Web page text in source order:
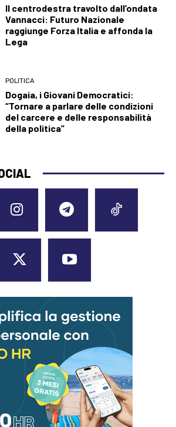
Il centrodestra travolto dall’ondata
Vannacci: Futuro Nazionale
raggiunge Forza Italia e affonda la
Lega
POLITICA
Dogaia, i Giovani Democratici:
“Tornare a parlare delle condizioni
del carcere e delle responsabilità
della politica”